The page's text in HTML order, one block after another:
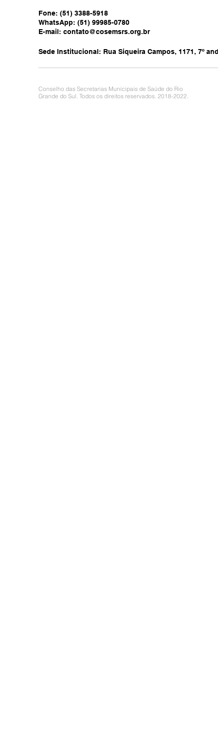
Fone: (51) 3388-5918
WhatsApp: (51) 99985-0780
E-mail: contato@cosemsrs.org.br
Sede Institucional: Rua Siqueira Campos, 1171, 7º
Conselho das Secretarias Municipais de Saúde do Rio
Grande do Sul. Todos os direitos reservados. 2018-2022.